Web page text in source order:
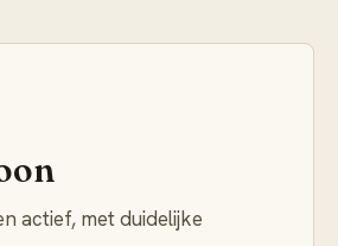
actief, met duidelijke